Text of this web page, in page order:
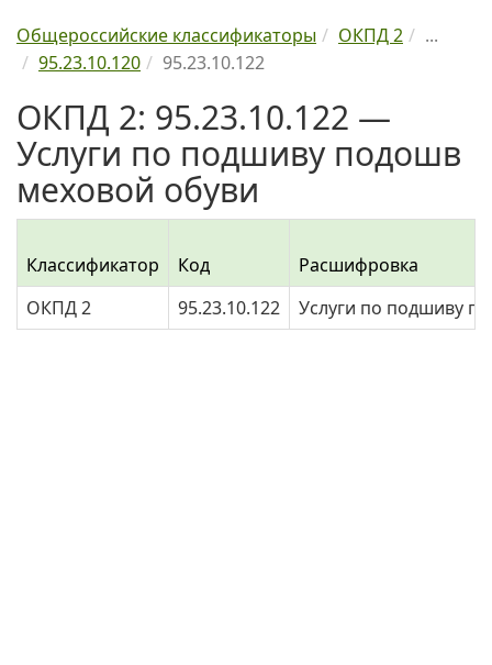
Общероссийские классификаторы ОКПД 2
...
95.23.10.120
95.23.10.122
ОКПД 2: 95.23.10.122 —
Услуги по подшиву подошв
меховой обуви
Классификатор Код
Расшифровка
ОКПД 2
95.23.10.122 Услуги по подшиву